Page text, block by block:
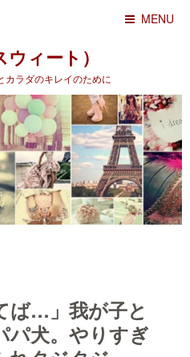
MENU
ィート）
カラダのキレイのために
ば…」我が子と
パ犬。やりすぎ